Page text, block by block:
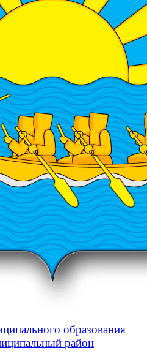
образования
район